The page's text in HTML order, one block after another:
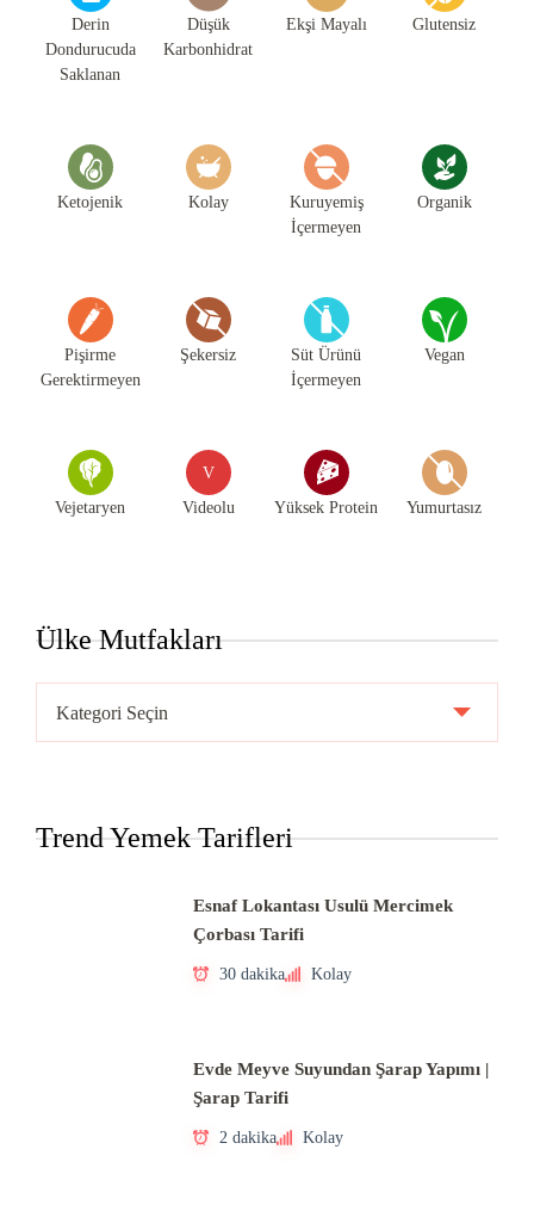
Derin
Dondurucuda
Saklanan
Düşük
Karbonhidrat
Ekşi Mayalı Glutensiz
Ketojenik Kolay
Kuruyemiş
İçermeyen
Organik
Pişirme
Gerektirmeyen
Şekersiz
Süt Ürünü
İçermeyen
Vegan
Vejetaryen
V
Videolu Yüksek Protein Yumurtasız
Ülke Mutfakları
Mutfakları
Trend Yemek Tarifleri
Esnaf Lokantası Usulü Mercimek
Çorbası Tarifi
30 dakika Kolay
Evde Meyve Suyundan Şarap Yapımı |
Şarap Tarifi
2 dakika Kolay